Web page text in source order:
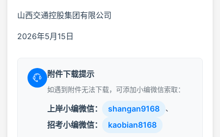
山西交通控股集团有限公司
2026年5月15日
附件下载提示
如遇到附件无法下载，可添加小编微信索取：
上岸小编微信： shangan9168 、
招考小编微信： kaobian8168